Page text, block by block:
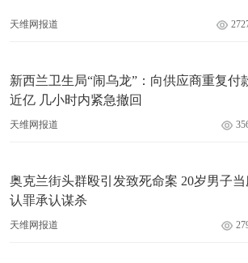
天维网报道
新西兰卫生局“闹乌龙”：向供应商重复付
近亿 几小时内紧急撤回
天维网报道
奥克兰街头群殴引发致死命案 20岁男子当
认罪承认谋杀
天维网报道